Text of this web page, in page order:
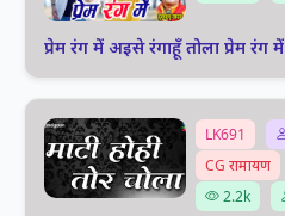
प्रेम रंग में अइसे रंगाहूँ तोला प्रेम रंग में
LK691
CG रामायण
2.2k